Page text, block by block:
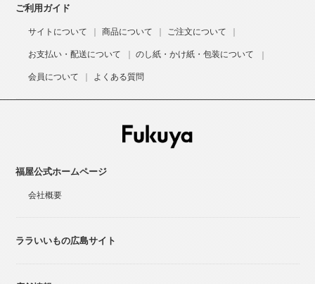
ご利用ガイド
サイトについて 商品について ご注文について
お支払い・配送について のし紙・かけ紙・包装について
会員について よくある質問
福屋公式ホームページ
会社概要
ララいいもの広島サイト